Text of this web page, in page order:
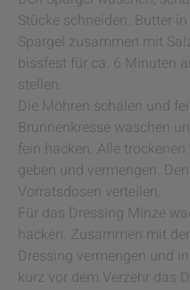
Stücke schneiden. Butter
Spargel zusammen mit
bissfest für ca. 6 Minuten
stellen.
Die Möhren schälen und
Brunnenkresse waschen
fein hacken. Alle
geben und vermengen.
Vorratsdosen verteilen.
Für das Dressing Minze
hacken. Zusammen mit
Dressing vermengen und
kurz vor dem Verzehr das